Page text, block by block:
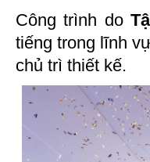
Công trình do
tiếng trong lĩnh
chủ trì thiết kế.